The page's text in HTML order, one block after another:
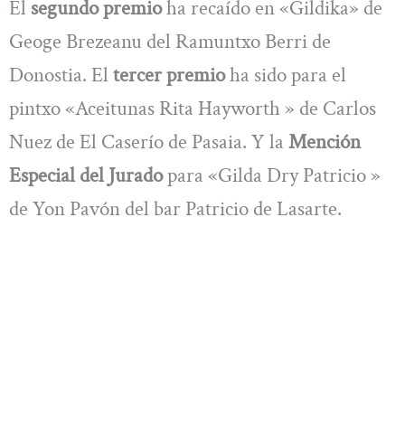
El segundo premioha recaído en «Gildika» de
Geoge Brezeanu del Ramuntxo Berri de
Donostia. El tercer premioha sido para el
pintxo «Aceitunas Rita Hayworth » de Carlos
Nuez de El Caserío de Pasaia. Y la Mención
Especial del Juradopara «Gilda Dry Patricio »
de Yon Pavón del bar Patricio de Lasarte.